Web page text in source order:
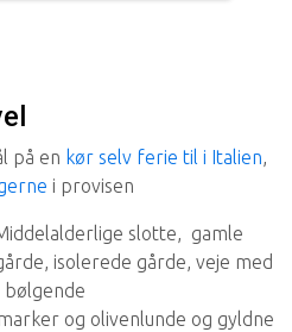
på en kør selv ferie til i Italien,
i provisen
slotte, gamle
isolerede gårde, veje med
og olivenlunde og gyldne